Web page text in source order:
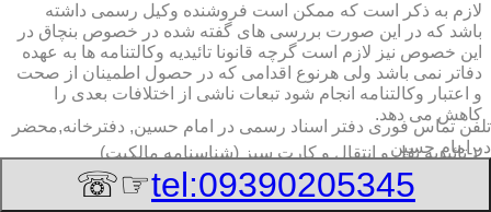
لازم به ذکر است که ممکن است فروشنده وکیل رسمی داشته
باشد که در این صورت بررسی های گفته شده در خصوص بنچاق در
این خصوص نیز لازم است گرچه قانونا تائیدیه وکالتنامه ها به عهده
دفاتر نمی باشد ولی هرنوع اقدامی که در حصول اطمینان از صحت
و اعتبار وکالتنامه انجام شود تبعات ناشی از اختلافات بعدی را
کاهش می دهد.
۲-تائیدیه نقل و انتقال و کارت سبز (شناسنامه مالکیت)
برگ تائیدیه نقل و انتقال صادره از مراکز تعویض پلاک حاوی
تلفن تماس فوری دفتر اسناد رسمی در امام حسین, دفترخانه,محضر
در امام حسین
tel:09390205345
☞☏